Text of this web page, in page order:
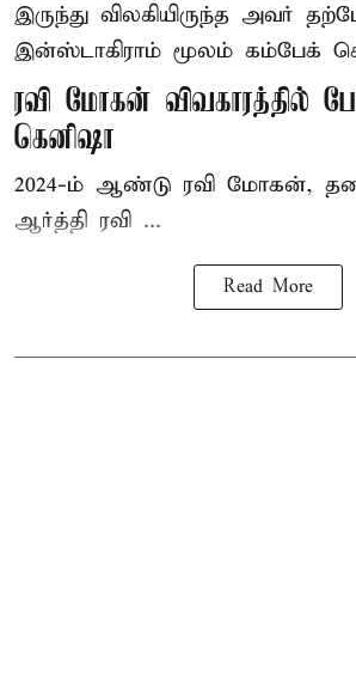
இருந்து விலகியிருந்த அவர்
இன்ஸ்டாகிராம் மூலம் கம்பேக்
ரவி மோகன் விவகாரத்தில்
கெனிஷா
2024-ம் ஆண்டு ரவி மோகன்,
ஆர்த்தி ரவி ...
Read More